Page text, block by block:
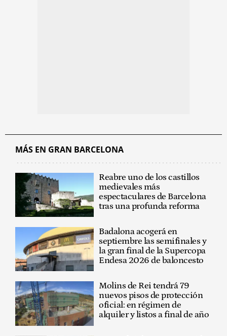
MÁS EN GRAN BARCELONA
Reabre uno de los castillos
medievales más
espectaculares de Barcelona
tras una profunda reforma
Badalona acogerá en
septiembre las semifinales y
la gran final de la Supercopa
Endesa 2026 de baloncesto
Molins de Rei tendrá 79
nuevos pisos de protección
oficial: en régimen de
alquiler y listos a final de año